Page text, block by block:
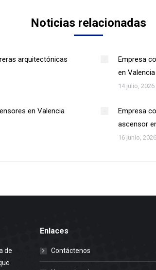
Noticias relacionadas
arquitectónicas
Empresa
en Valencia
14 julio, 2026
en Valencia
Empresa
ascensor
16 junio, 2026
de
Enlaces
Contáctenos